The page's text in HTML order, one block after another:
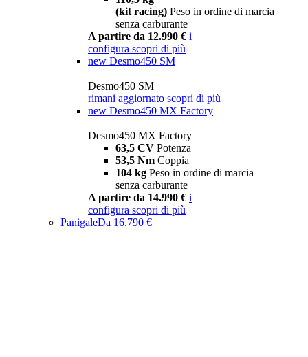
(kit racing) Peso in ordine di marcia
senza carburante
A partire da 12.990 € i
configura scopri di più
new Desmo450 SM
Desmo450 SM
rimani aggiornato scopri di più
new Desmo450 MX Factory
Desmo450 MX Factory
63,5 CV Potenza
53,5 Nm Coppia
104 kg Peso in ordine di marcia
senza carburante
A partire da 14.990 € i
configura scopri di più
PanigaleDa 16.790 €